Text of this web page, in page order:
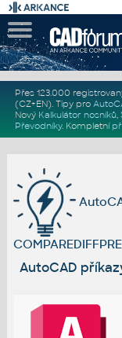
Přes 123.000
(CZ+EN). Tipy pro
Nový Kalkulátor nosníků,
Převodníky. Kompletní
AutoCAD